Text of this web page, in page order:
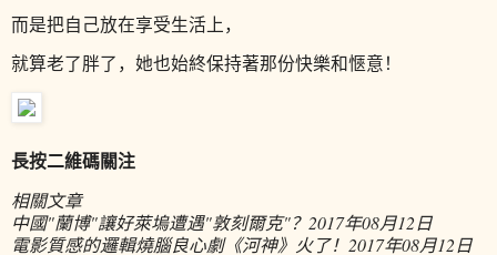
而是把自己放在享受生活上，
就算老了胖了，她也始終保持著那份快樂和愜意！
長按二維碼關注
相關文章
中國"蘭博"讓好萊塢遭遇"敦刻爾克"？ 2017年08月12日
電影質感的邏輯燒腦良心劇《河神》火了！ 2017年08月12日